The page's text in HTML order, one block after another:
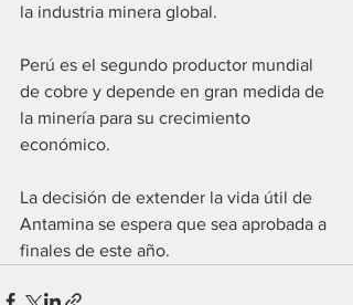
la industria minera global.
Perú es el segundo productor mundial
de cobre y depende en gran medida de
la minería para su crecimiento
económico.
La decisión de extender la vida útil de
Antamina se espera que sea aprobada a
finales de este año.